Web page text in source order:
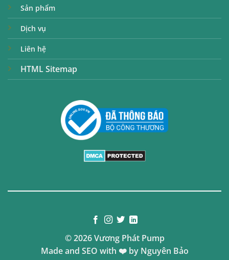
Sản phẩm
Dịch vụ
Liên hệ
HTML Sitemap
© 2026 Vương Phát Pump
Made and SEO with ❤️ by Nguyên Bảo